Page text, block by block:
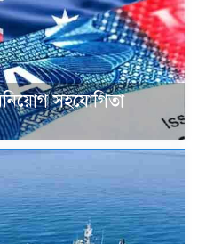
সহযোগিতা